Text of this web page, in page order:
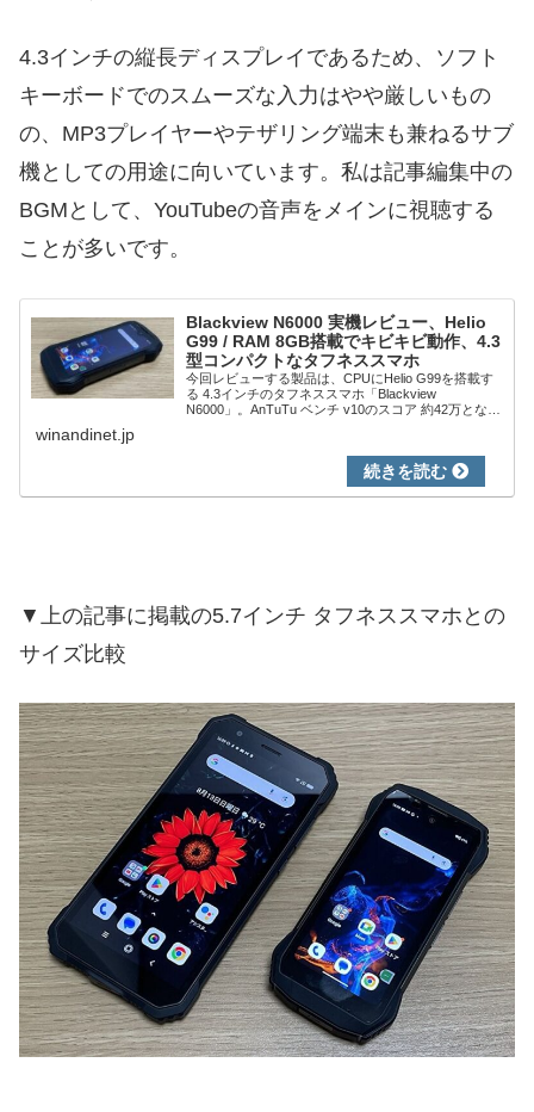
4.3インチの縦長ディスプレイであるため、ソフト
キーボードでのスムーズな入力はやや厳しいもの
の、MP3プレイヤーやテザリング端末も兼ねるサブ
機としての用途に向いています。私は記事編集中の
BGMとして、YouTubeの音声をメインに視聴する
ことが多いです。
Blackview N6000 実機レビュー、Helio
G99 / RAM 8GB搭載でキビキビ動作、4.3
型コンパクトなタフネススマホ
今回レビューする製品は、CPUにHelio G99を搭載す
る 4.3インチのタフネススマホ「Blackview
N6000」。AnTuTu ベンチ v10のスコア 約42万となる
winandinet.jp
▼上の記事に掲載の5.7インチ タフネススマホとの
サイズ比較